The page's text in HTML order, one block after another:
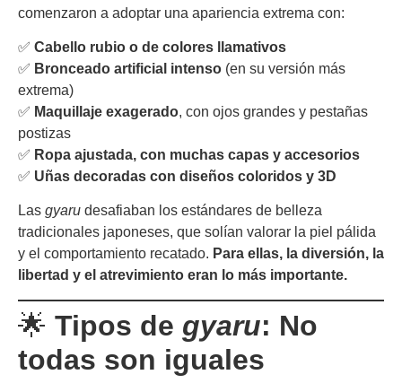
comenzaron a adoptar una apariencia extrema con:
✅ Cabello rubio o de colores llamativos
✅ Bronceado artificial intenso (en su versión más
extrema)
✅ Maquillaje exagerado, con ojos grandes y pestañas
postizas
✅ Ropa ajustada, con muchas capas y accesorios
✅ Uñas decoradas con diseños coloridos y 3D
Las gyaru desafiaban los estándares de belleza
tradicionales japoneses, que solían valorar la piel pálida
y el comportamiento recatado. Para ellas, la diversión, la
libertad y el atrevimiento eran lo más importante.
🌟 Tipos de gyaru: No
todas son iguales